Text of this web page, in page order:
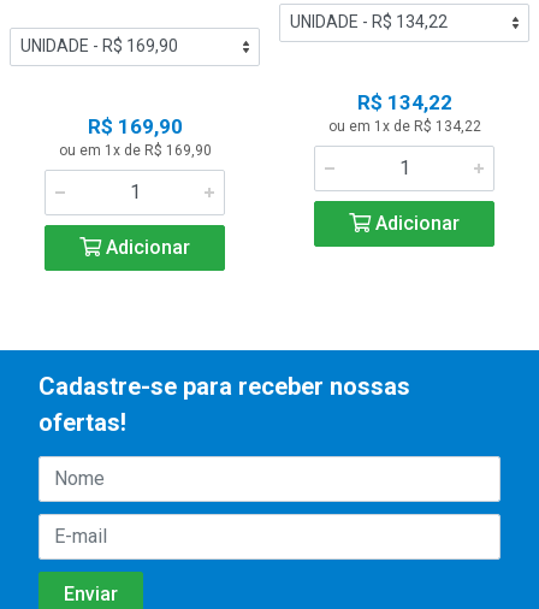
R$ 169,90
ou em 1x de R$ 169,90
Adicionar
R$ 134,22
ou em 1x de R$ 134,22
Adicionar
Cadastre-se para receber nossas
ofertas!